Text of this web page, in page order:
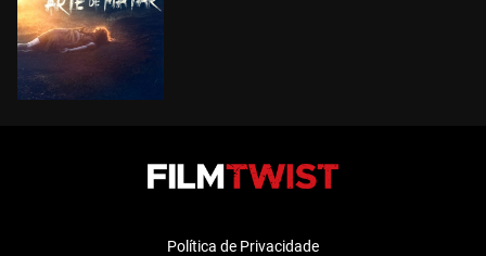
Política de Privacidade